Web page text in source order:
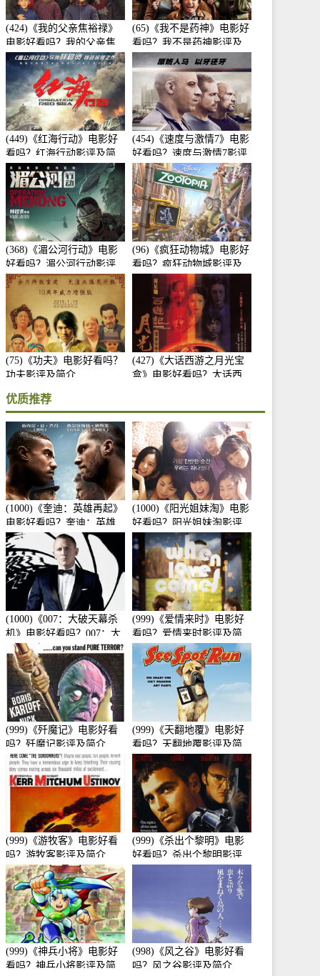
(424)《我的父亲焦裕禄》
电影好看吗？我的父亲焦
裕禄影评及简介
(65)《我不是药神》电影好
看吗？我不是药神影评及
简介
(449)《红海行动》电影好
看吗？红海行动影评及简
介
(454)《速度与激情7》电影
好看吗？速度与激情7影评
及简介
(368)《湄公河行动》电影
好看吗？湄公河行动影评
及简介
(96)《疯狂动物城》电影好
看吗？疯狂动物城影评及
(75)《功夫》电影好看吗？
功夫影评及简介
(427)《大话西游之月光宝
盒》电影好看吗？大话西
优质推荐
(1000)《奎迪：英雄再起》
电影好看吗？奎迪：英雄
再起影评及简介
(1000)《阳光姐妹淘》电影
好看吗？阳光姐妹淘影评
及简介
(1000)《007：大破天幕杀
机》电影好看吗？007：大
破天幕杀机影评及简介
(999)《爱情来时》电影好
看吗？爱情来时影评及简
介
(999)《歼魔记》电影好看
吗？歼魔记影评及简介
(999)《天翻地覆》电影好
看吗？天翻地覆影评及简
介
(999)《游牧客》电影好看
吗？游牧客影评及简介
(999)《杀出个黎明》电影
好看吗？杀出个黎明影评
(999)《神兵小将》电影好
看吗？神兵小将影评及简
(998)《风之谷》电影好看
吗？风之谷影评及简介